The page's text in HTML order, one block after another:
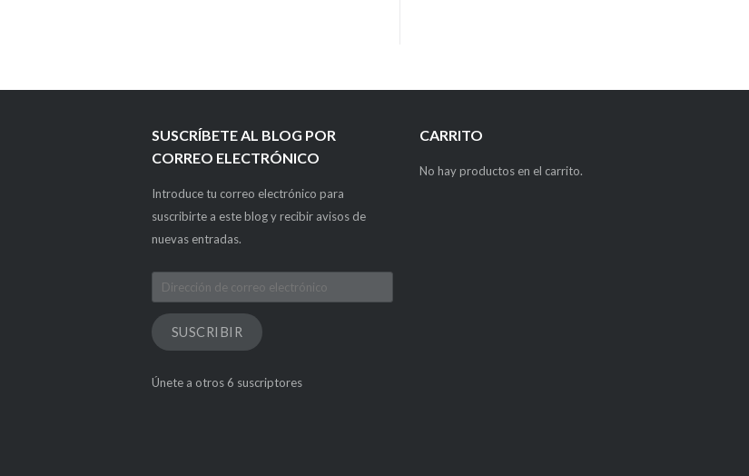
SUSCRÍBETE AL BLOG POR
CORREO ELECTRÓNICO
Introduce tu correo electrónico para
suscribirte a este blog y recibir avisos de
nuevas entradas.
Dirección
de
correo
electrónico
SUSCRIBIR
Únete a otros 6 suscriptores
CARRITO
No hay productos en el carrito.